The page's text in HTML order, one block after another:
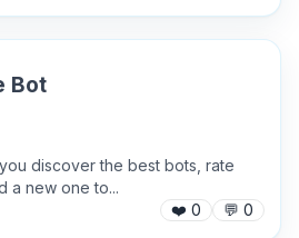
Bot
discover the best bots, rate
a new one to...
❤️ 0 💬 0